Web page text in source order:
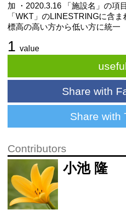
加 ・2020.3.16 「施設名」の項
「WKT」のLINESTRINGに含
標高の高い方から低い方に統一
1 value
Share with
Share with
Contributors
小池 隆